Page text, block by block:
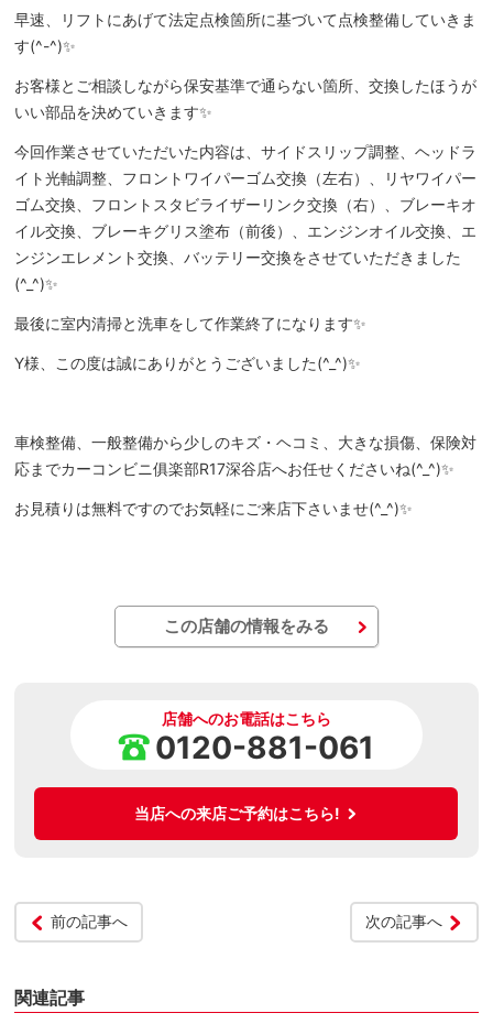
早速、リフトにあげて法定点検箇所に基づいて点検整備していきま
す(^-^)✨
お客様とご相談しながら保安基準で通らない箇所、交換したほうが
いい部品を決めていきます✨
今回作業させていただいた内容は、サイドスリップ調整、ヘッドラ
イト光軸調整、フロントワイパーゴム交換（左右）、リヤワイパー
ゴム交換、フロントスタビライザーリンク交換（右）、ブレーキオ
イル交換、ブレーキグリス塗布（前後）、エンジンオイル交換、エ
ンジンエレメント交換、バッテリー交換をさせていただきました
(^_^)✨
最後に室内清掃と洗車をして作業終了になります✨
Y様、この度は誠にありがとうございました(^_^)✨
車検整備、一般整備から少しのキズ・ヘコミ、大きな損傷、保険対
応までカーコンビニ俱楽部R17深谷店へお任せくださいね(^_^)✨
お見積りは無料ですのでお気軽にご来店下さいませ(^_^)✨
この店舗の情報をみる
店舗へのお電話はこちら
0120-881-061
当店への来店ご予約はこちら!
前の記事へ 次の記事へ
関連記事